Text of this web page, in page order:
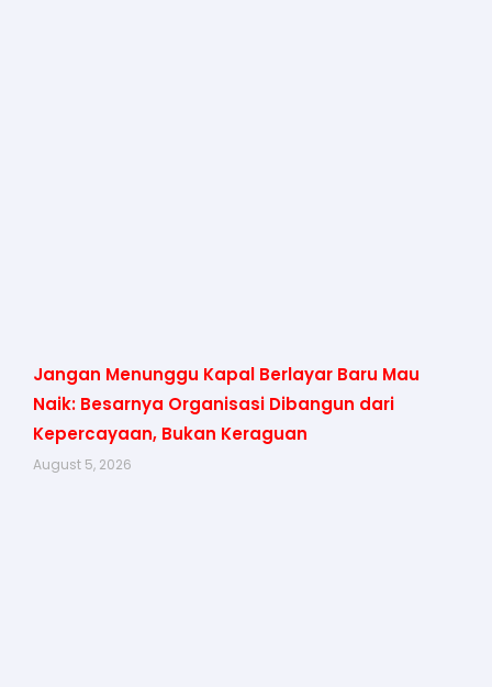
Jangan Menunggu Kapal Berlayar Baru Mau
Naik: Besarnya Organisasi Dibangun dari
Kepercayaan, Bukan Keraguan
August 5, 2026